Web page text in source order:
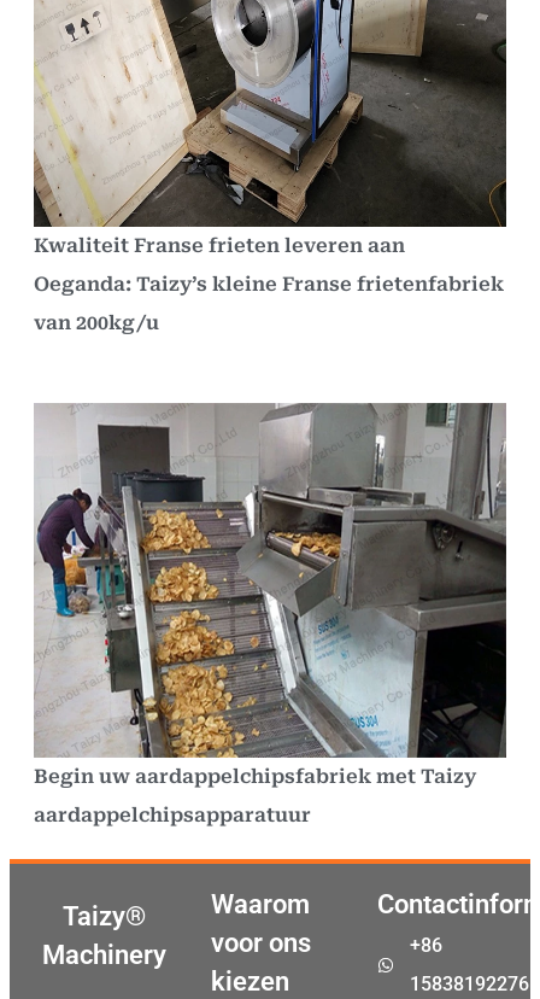
Kwaliteit Franse frieten leveren aan
Oeganda: Taizy’s kleine Franse frietenfabriek
van 200kg/u
Begin uw aardappelchipsfabriek met Taizy
aardappelchipsapparatuur
Taizy®
Machinery
Waarom
voor ons
kiezen
+86
15838192276